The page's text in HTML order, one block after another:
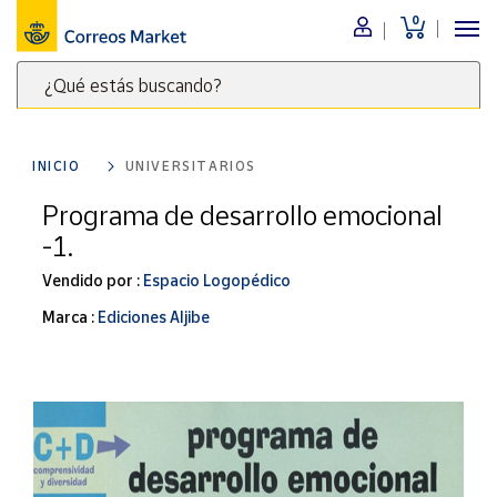
0
¿Qué estás buscando?
clave
para
buscar
productos
Correos
Menú
Nuestro
catálogo
Alimentación
Bebidas
Ocio y cultura
Juguetes y
Merchandising
Tienda de
Correos
INICIO UNIVERSITARIOS
Programa de desarrollo emocional
-1.
Vendido por : Espacio Logopédico
Marca : Ediciones Aljibe